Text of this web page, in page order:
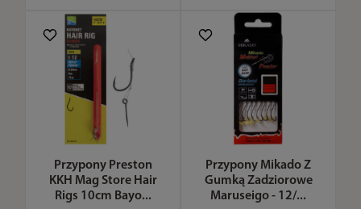
Przypony Preston
KKH Mag Store Hair
Rigs 10cm Bayo...
Przypony Mikado Z
Gumką Zadziorowe
Maruseigo - 12/...